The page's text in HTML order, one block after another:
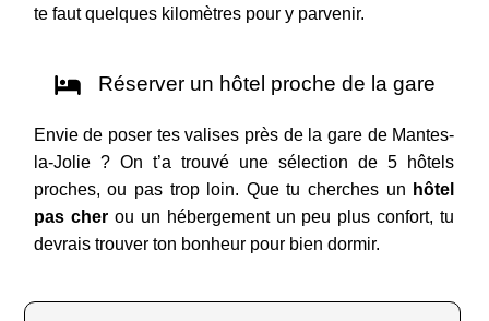
te faut quelques kilomètres pour y parvenir.
Réserver un hôtel proche de la gare
Envie de poser tes valises près de la gare de Mantes-
la-Jolie ? On t’a trouvé une sélection de 5 hôtels
proches, ou pas trop loin. Que tu cherches un hôtel
pas cherou un hébergement un peu plus confort, tu
devrais trouver ton bonheur pour bien dormir.